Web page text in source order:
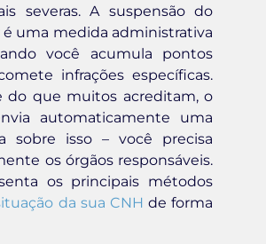
severas. A suspensão do
uma medida administrativa
você acumula pontos
infrações específicas.
do que muitos acreditam, o
automaticamente uma
sobre isso – você precisa
os órgãos responsáveis.
os principais métodos
da sua CNH de forma